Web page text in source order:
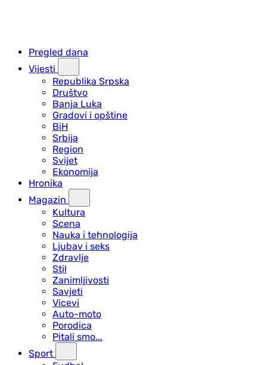
Pregled dana
Vijesti
Republika Srpska
Društvo
Banja Luka
Gradovi i opštine
BiH
Srbija
Region
Svijet
Ekonomija
Hronika
Magazin
Kultura
Scena
Nauka i tehnologija
Ljubav i seks
Zdravlje
Stil
Zanimljivosti
Savjeti
Vicevi
Auto-moto
Porodica
Pitali smo...
Sport